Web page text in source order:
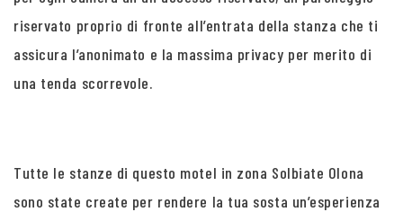
riservato proprio di fronte all’entrata della stanza che ti
assicura l’anonimato e la massima privacy per merito di
una tenda scorrevole.
Tutte le stanze di questo motel in zona Solbiate Olona
sono state create per rendere la tua sosta un’esperienza